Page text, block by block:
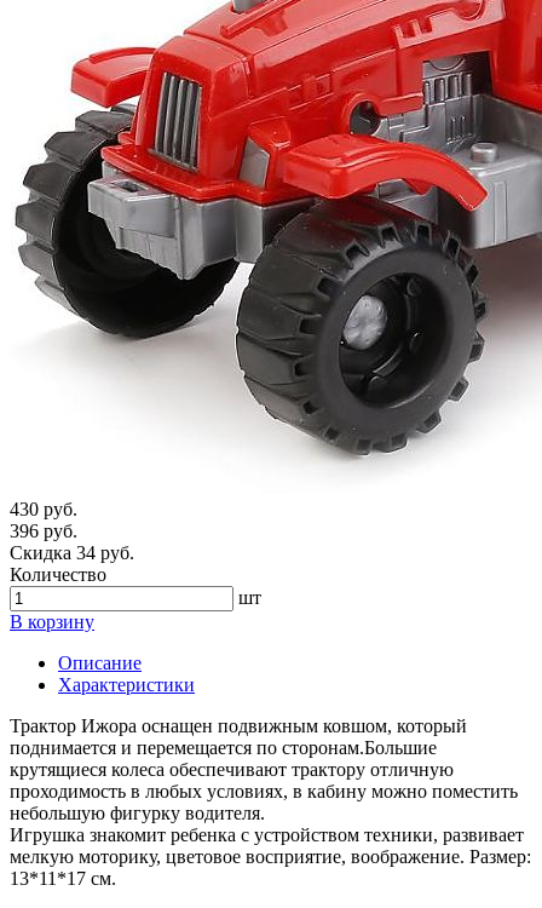
430 руб.
396 руб.
Скидка 34 руб.
Количество
шт
В корзину
Описание
Характеристики
Трактор Ижора оснащен подвижным ковшом, который
поднимается и перемещается по сторонам.Большие
крутящиеся колеса обеспечивают трактору отличную
проходимость в любых условиях, в кабину можно поместить
небольшую фигурку водителя.
Игрушка знакомит ребенка с устройством техники, развивает
мелкую моторику, цветовое восприятие, воображение. Размер:
13*11*17 см.